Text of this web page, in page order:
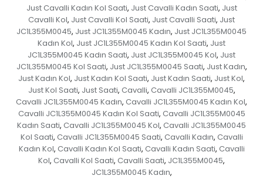
Just Cavalli Kadın Kol Saati, Just Cavalli Kadın Saati, Just
Cavalli Kol, Just Cavalli Kol Saati, Just Cavalli Saati, Just
JC1L355M0045, Just JC1L355M0045 Kadın, Just JC1L355M0045
Kadın Kol, Just JC1L355M0045 Kadın Kol Saati, Just
JC1L355M0045 Kadın Saati, Just JC1L355M0045 Kol, Just
JC1L355M0045 Kol Saati, Just JC1L355M0045 Saati, Just Kadın,
Just Kadın Kol, Just Kadın Kol Saati, Just Kadın Saati, Just Kol,
Just Kol Saati, Just Saati, Cavalli, Cavalli JC1L355M0045,
Cavalli JC1L355M0045 Kadın, Cavalli JC1L355M0045 Kadın Kol,
Cavalli JC1L355M0045 Kadın Kol Saati, Cavalli JC1L355M0045
Kadın Saati, Cavalli JC1L355M0045 Kol, Cavalli JC1L355M0045
Kol Saati, Cavalli JC1L355M0045 Saati, Cavalli Kadın, Cavalli
Kadın Kol, Cavalli Kadın Kol Saati, Cavalli Kadın Saati, Cavalli
Kol, Cavalli Kol Saati, Cavalli Saati, JC1L355M0045,
JC1L355M0045 Kadın,